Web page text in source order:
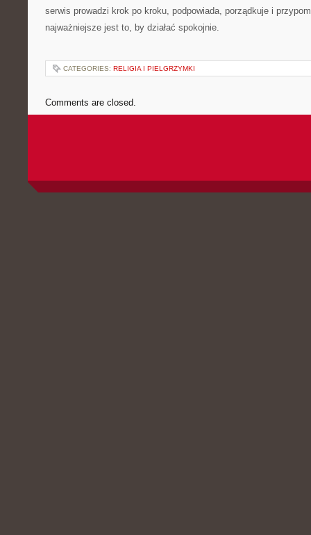
serwis prowadzi krok po kroku, podpowiada, porządkuje i
najważniejsze jest to, by działać spokojnie.
CATEGORIES: RELIGIA I PIELGRZYMKI
Comments are closed.